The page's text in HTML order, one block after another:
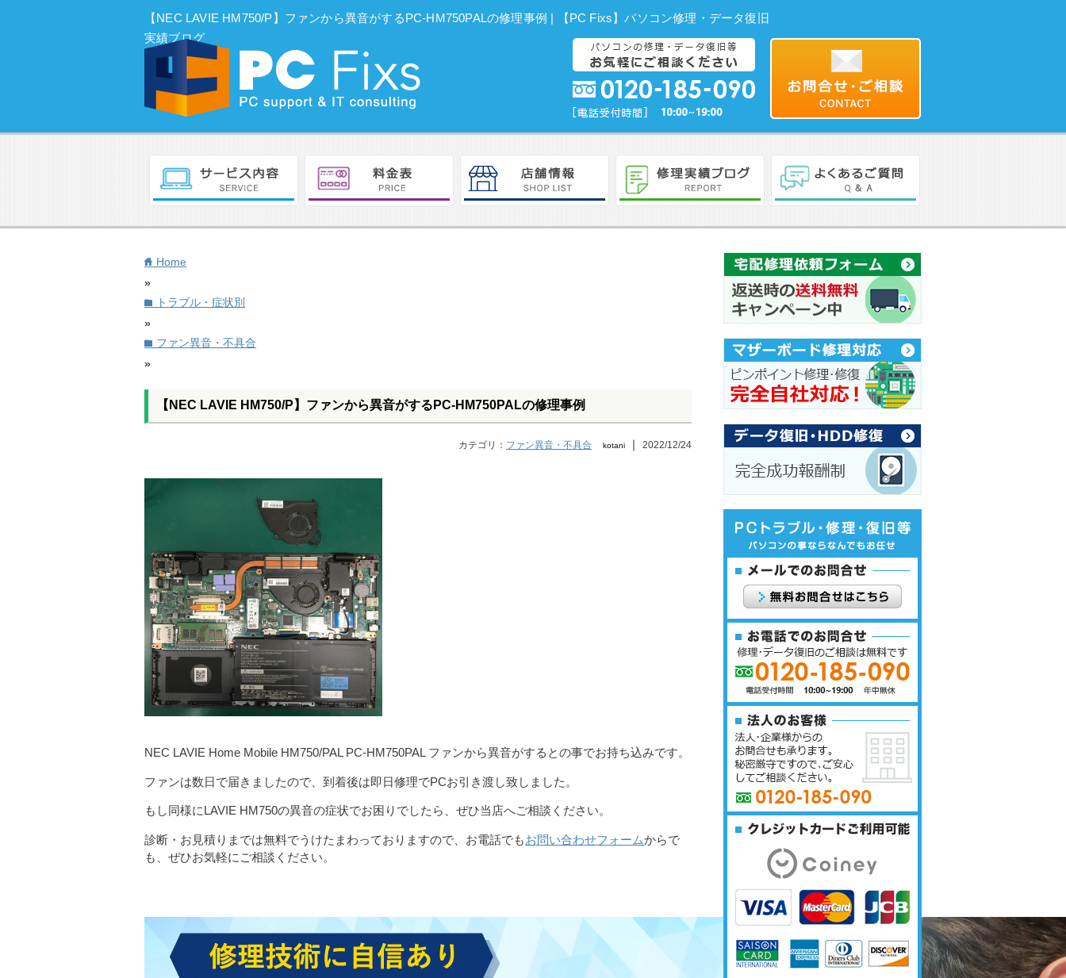
【NEC LAVIE HM750/P】ファンから異音がするPC-HM750PALの修理事例 | 【PC Fixs】パソコン修理・データ復旧
実績ブログ
home Home
»
folder
トラブル・症状別
»
folder ファン異音・不具合
»
【NEC LAVIE HM750/P】ファンから異音がするPC-HM750PALの修理事例
カテゴリ： ファン異音・不具合 kotani ｜ 2022/12/24
NEC LAVIE Home Mobile HM750/PAL PC-HM750PAL ファンから異音がするとの事でお持ち込みです。
ファンは数日で届きましたので、到着後は即日修理でPCお引き渡し致しました。
もし同様にLAVIE HM750の異音の症状でお困りでしたら、ぜひ当店へご相談ください。
診断・お見積りまでは無料でうけたまわっておりますので、お電話でもお問い合わせフォームからで
も、ぜひお気軽にご相談ください。